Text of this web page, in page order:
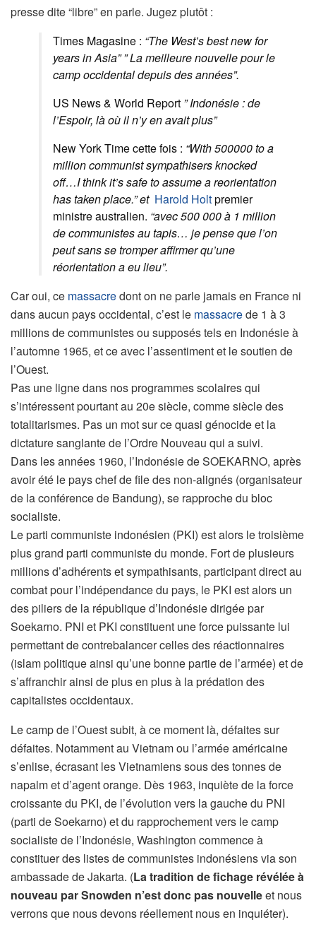
presse dite “libre” en parle. Jugez plutôt :
Times Magasine : “The West’s best new for
years in Asia” ” La meilleure nouvelle pour le
camp occidental depuis des années”.
US News & World Report ” Indonésie : de
l’Espoir, là où il n’y en avait plus”
New York Time cette fois : “With 500000 to a
million communist sympathisers knocked
off…I think it’s safe to assume a reorientation
has taken place.” et Harold Holtpremier
ministre australien. “avec 500 000 à 1 million
de communistes au tapis… je pense que l’on
peut sans se tromper affirmer qu’une
réorientation a eu lieu”.
Car oui, ce massacredont on ne parle jamais en France ni
dans aucun pays occidental, c’est le massacrede 1 à 3
millions de communistes ou supposés tels en Indonésie à
l’automne 1965, et ce avec l’assentiment et le soutien de
l’Ouest.
Pas une ligne dans nos programmes scolaires qui
s’intéressent pourtant au 20e siècle, comme siècle des
totalitarismes. Pas un mot sur ce quasi génocide et la
dictature sanglante de l’Ordre Nouveau qui a suivi.
Dans les années 1960, l’Indonésie de SOEKARNO, après
avoir été le pays chef de file des non-alignés (organisateur
de la conférence de Bandung), se rapproche du bloc
socialiste.
Le parti communiste indonésien (PKI) est alors le troisième
plus grand parti communiste du monde. Fort de plusieurs
millions d’adhérents et sympathisants, participant direct au
combat pour l’indépendance du pays, le PKI est alors un
des piliers de la république d’Indonésie dirigée par
Soekarno. PNI et PKI constituent une force puissante lui
permettant de contrebalancer celles des réactionnaires
(islam politique ainsi qu’une bonne partie de l’armée) et de
s’affranchir ainsi de plus en plus à la prédation des
capitalistes occidentaux.
Le camp de l’Ouest subit, à ce moment là, défaites sur
défaites. Notamment au Vietnam ou l’armée américaine
s’enlise, écrasant les Vietnamiens sous des tonnes de
napalm et d’agent orange. Dès 1963, inquiète de la force
croissante du PKI, de l’évolution vers la gauche du PNI
(parti de Soekarno) et du rapprochement vers le camp
socialiste de l’Indonésie, Washington commence à
constituer des listes de communistes indonésiens via son
ambassade de Jakarta. (La tradition de fichage révélée à
nouveau par Snowden n’est donc pas nouvelleet nous
verrons que nous devons réellement nous en inquiéter).